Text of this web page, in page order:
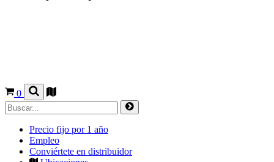
0
Precio fijo por 1 año
Empleo
Conviértete en distribuidor